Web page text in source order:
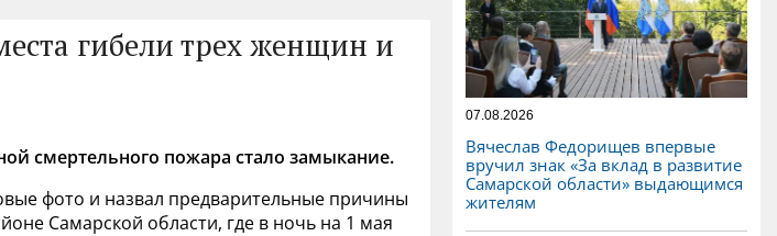
гибели трех женщин и
смертельного пожара стало замыкание.
фото и назвал предварительные причины
Самарской области, где в ночь на 1 мая
07.08.2026
Вячеслав Федорищев впервые
вручил знак «За вклад в развитие
Самарской области» выдающимся
жителям